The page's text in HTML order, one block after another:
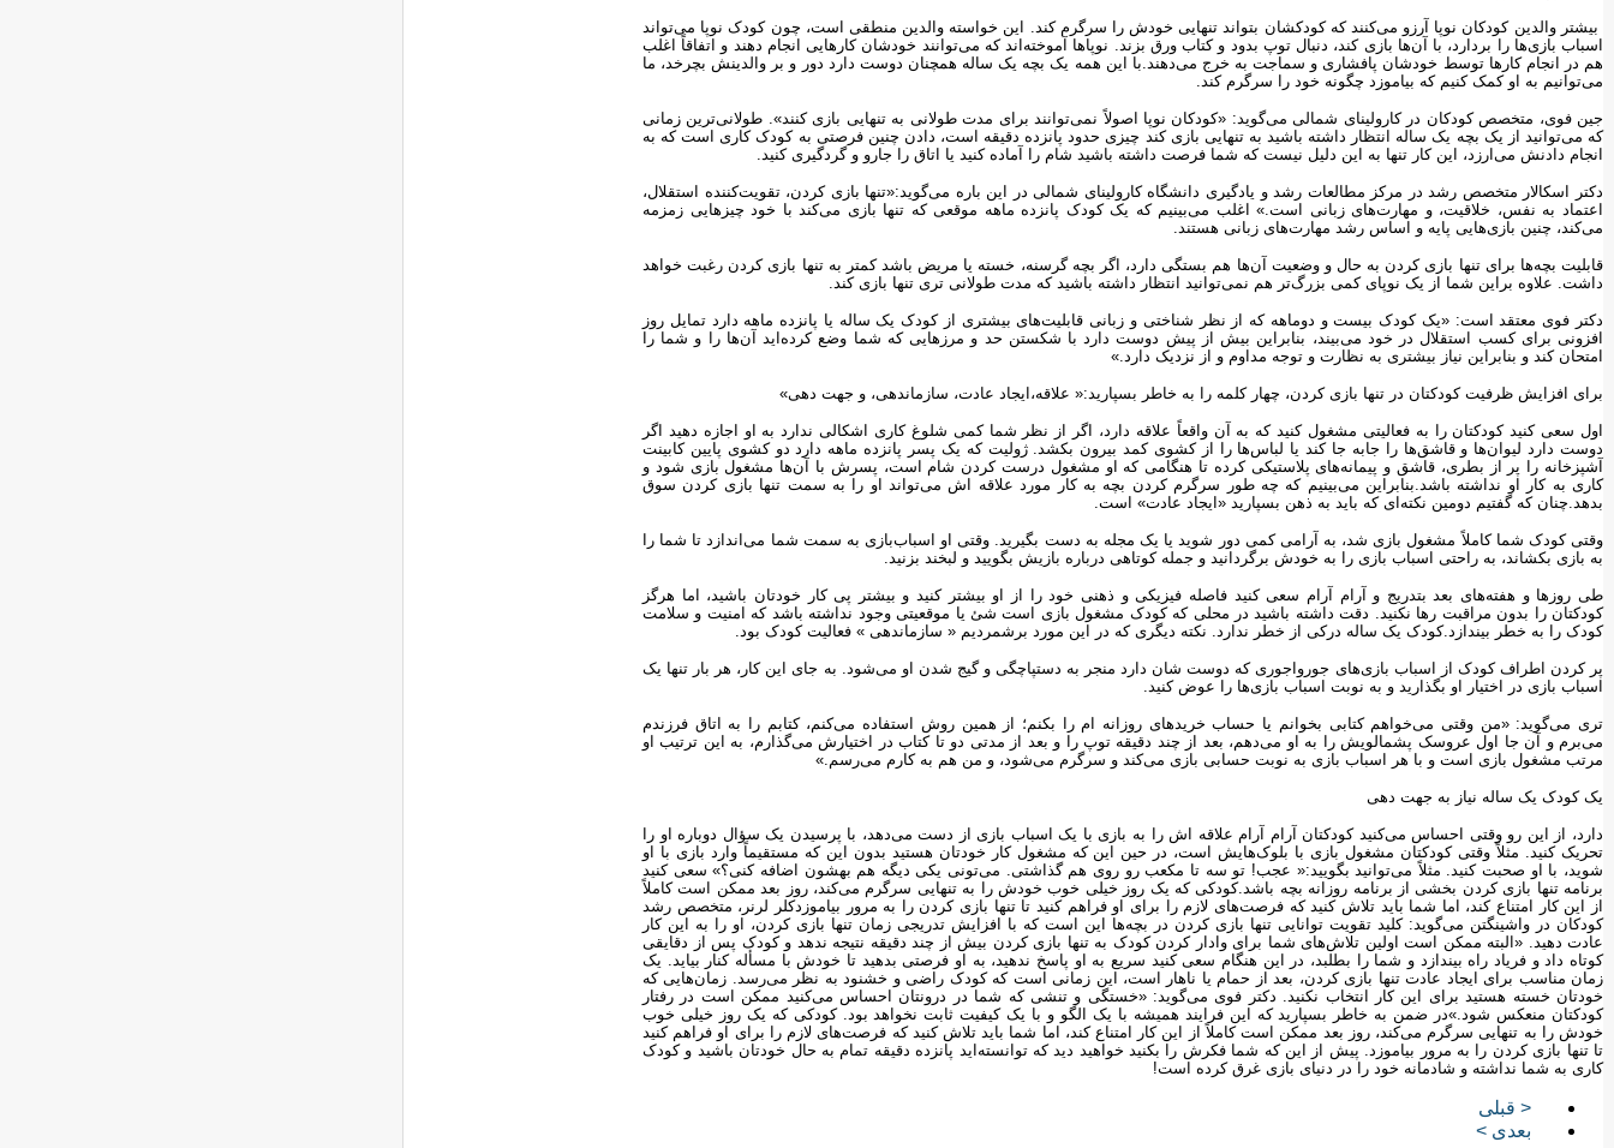
‏ بیشتر والدین کودکان نوپا آرزو می‌کنند که کودکشان بتواند تنهایی خودش را سرگرم کند. این خواسته والدین منطقی است، چون کودک نوپا می‌تواند
اسباب بازی‌ها را بر‌دارد، با آن‌ها بازی کند، دنبال توپ بدود و کتاب ورق بزند. نوپاها آموخته‌اند که می‌توانند خودشان کارهایی انجام دهند و اتفاقاً اغلب
هم در انجام کارها توسط خودشان پافشاری و سماجت به خرج می‌دهند.با این همه یک بچه یک ساله همچنان دوست دارد دور و بر والدینش بچرخد، ما
می‌توانیم به او کمک کنیم که بیاموزد چگونه خود را سرگرم کند. ‏
جین فوی، متخصص کودکان در کارولینای شمالی می‌گوید: «کودکان نوپا اصولاً نمی‌توانند برای مدت طولانی به تنهایی بازی کنند». طولانی‌ترین زمانی
که می‌توانید از یک بچه یک ساله انتظار داشته باشید به تنهایی بازی کند چیزی حدود پانزده دقیقه است، دادن چنین فرصتی به کودک کاری است که به
انجام دادنش می‌ارزد، این کار تنها به این دلیل نیست که شما فرصت داشته باشید شام را آماده کنید یا اتاق را جارو و گردگیری کنید. ‏
دکتر اسکالار متخصص رشد در مرکز مطالعات رشد و یادگیری دانشگاه کارولینای شمالی در این باره می‌گوید:«تنها بازی کردن، تقویت‌کننده استقلال،
اعتماد به نفس، خلاقیت، و مهارت‌های زبانی است.» اغلب می‌بینیم که یک کودک پانزده ماهه موقعی که تنها بازی می‌کند با خود چیزهایی زمزمه
می‌کند، چنین بازی‌هایی پایه و اساس رشد مهارت‌های زبانی هستند.
قابلیت بچه‌ها برای تنها بازی کردن به حال و وضعیت آن‌ها هم بستگی دارد، اگر بچه گرسنه، خسته یا مریض باشد کمتر به تنها بازی کردن رغبت خواهد
داشت. علاوه براین شما از یک نوپای کمی بزرگ‌تر هم نمی‌توانید انتظار داشته باشید که مدت طولانی تری تنها بازی کند.
دکتر فوی معتقد است: «یک کودک بیست و دوماهه که از نظر شناختی و زبانی قابلیت‌های بیشتری از کودک یک ساله یا پانزده ماهه دارد تمایل روز
افزونی برای کسب استقلال در خود می‌بیند، بنابراین بیش از پیش دوست دارد با شکستن حد و مرزهایی که شما وضع کرده‌اید آن‌ها را و شما را
امتحان کند و بنابراین نیاز بیشتری به نظارت و توجه مداوم و از نزدیک دارد.»
برای افزایش ظرفیت کودکتان در تنها بازی کردن، چهار کلمه را به خاطر بسپارید:« علاقه،ایجاد عادت، سازماندهی، و جهت دهی»
اول سعی کنید کودکتان را به فعالیتی مشغول کنید که به آن واقعاً علاقه دارد، اگر از نظر شما کمی شلوغ کاری اشکالی ندارد به او اجازه دهید اگر
دوست دارد لیوان‌ها و قاشق‌ها را جابه جا کند یا لباس‌ها را از کشوی کمد بیرون بکشد. ژولیت که یک پسر پانزده ماهه دارد دو کشوی پایین کابینت
آشپزخانه را پر از بطری، قاشق و پیمانه‌های پلاستیکی کرده تا هنگامی که او مشغول درست کردن شام است، پسرش با آن‌ها مشغول بازی شود و
کاری به کار او نداشته باشد.بنابراین می‌بینیم که چه طور سرگرم کردن بچه به کار مورد علاقه اش می‌تواند او را به سمت تنها بازی کردن سوق
بدهد.چنان که گفتیم دومین نکته‌ای که باید به ذهن بسپارید «ایجاد عادت» است.
وقتی کودک شما کاملاً مشغول بازی شد، به آرامی کمی دور شوید یا یک مجله به دست بگیرید. وقتی او اسباب‌بازی به سمت شما می‌اندازد تا شما را
به بازی بکشاند، به راحتی اسباب بازی را به خودش برگردانید و جمله کوتاهی درباره بازیش بگویید و لبخند بزنید.
طی روزها و هفته‌های بعد بتدریج و آرام آرام سعی کنید فاصله فیزیکی و ذهنی خود را از او بیشتر کنید و بیشتر پی کار خودتان باشید، اما هرگز
کودکتان را بدون مراقبت رها نکنید. دقت داشته باشید در محلی که کودک مشغول بازی است شئ یا موقعیتی وجود نداشته باشد که امنیت و سلامت
کودک را به خطر بیندازد.کودک یک ساله درکی از خطر ندارد. نکته دیگری که در این مورد برشمردیم « سازماندهی » فعالیت کودک بود.
پر کردن اطراف کودک از اسباب بازی‌های جورواجوری که دوست شان دارد منجر به دستپاچگی و گیج شدن او می‌شود. به جای این کار، هر بار تنها یک
اسباب بازی در اختیار او بگذارید و به نوبت اسباب بازی‌ها را عوض کنید.
تری می‌گوید: «من وقتی می‌خواهم کتابی بخوانم یا حساب خریدهای روزانه ام را بکنم؛ از همین روش استفاده می‌کنم، کتابم را به اتاق فرزندم
می‌برم و آن جا اول عروسک پشمالویش را به او می‌دهم، بعد از چند دقیقه توپ را و بعد از مدتی دو تا کتاب در اختیارش می‌گذارم، به این ترتیب او
مرتب مشغول بازی است و با هر اسباب بازی به نوبت حسابی بازی می‌کند و سرگرم می‌شود، و من هم به کارم می‌رسم.»
یک کودک یک ساله نیاز به جهت دهی
دارد، از این رو وقتی احساس می‌کنید کودکتان آرام آرام علاقه اش را به بازی با یک اسباب بازی از دست می‌دهد، با پرسیدن یک سؤال دوباره او را
تحریک کنید. مثلاً وقتی کودکتان مشغول بازی با بلوک‌هایش است، در حین این که مشغول کار خودتان هستید بدون این که مستقیماً وارد بازی با او
شوید، با او صحبت کنید. مثلاً می‌توانید بگویید:« عجب! تو سه تا مکعب رو روی هم گذاشتی. می‌تونی یکی دیگه هم بهشون اضافه کنی؟» سعی کنید
برنامه تنها بازی کردن بخشی از برنامه روزانه بچه باشد.کودکی که یک روز خیلی خوب خودش را به تنهایی سرگرم می‌کند، روز بعد ممکن است کاملاً
از این کار امتناع کند، اما شما باید تلاش کنید که فرصت‌های لازم را برای او فراهم کنید تا تنها بازی کردن را به مرور بیاموزدکلر لرنر، متخصص رشد
کودکان در واشینگتن می‌گوید: کلید تقویت توانایی تنها بازی کردن در بچه‌ها این است که با افزایش تدریجی زمان تنها بازی کردن، او را به این کار
عادت دهید. «البته ممکن است اولین تلاش‌های شما برای وادار کردن کودک به تنها بازی کردن بیش از چند دقیقه نتیجه ندهد و کودک پس از دقایقی
کوتاه داد و فریاد راه بیندازد و شما را بطلبد، در این هنگام سعی کنید سریع به او پاسخ ندهید، به او فرصتی بدهید تا خودش با مسأله کنار بیاید. یک
زمان مناسب برای ایجاد عادت تنها بازی کردن، بعد از حمام یا ناهار است، این زمانی است که کودک راضی و خشنود به نظر می‌رسد. زمان‌هایی که
خودتان خسته هستید برای این کار انتخاب نکنید. دکتر فوی می‌گوید: «خستگی و تنشی که شما در درونتان احساس می‌کنید ممکن است در رفتار
کودکتان منعکس شود.»در ضمن به خاطر بسپارید که این فرایند همیشه با یک الگو و با یک کیفیت ثابت نخواهد بود. کودکی که یک روز خیلی خوب
خودش را به تنهایی سرگرم می‌کند، روز بعد ممکن است کاملاً از این کار امتناع کند، اما شما باید تلاش کنید که فرصت‌های لازم را برای او فراهم کنید
تا تنها بازی کردن را به مرور بیاموزد. پیش از این که شما فکرش را بکنید خواهید دید که توانسته‌اید پانزده دقیقه تمام به حال خودتان باشید و کودک
کاری به شما نداشته و شادمانه خود را در دنیای بازی غرق کرده است!‏
< قبلی
بعدی >